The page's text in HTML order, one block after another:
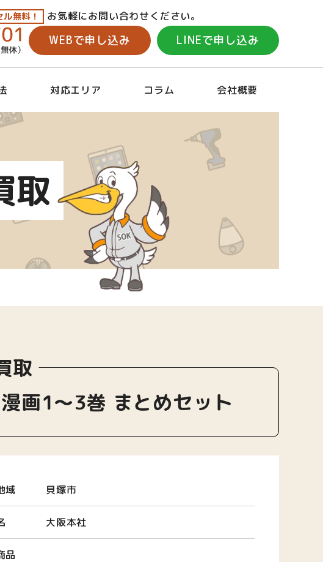
無料！ お気軽にお問い合わせください。
WEBで申し込み LINEで申し込み
対応エリア コラム 会社概要
取
取
画1〜3巻 まとめセット
域 貝塚市
大阪本社
品